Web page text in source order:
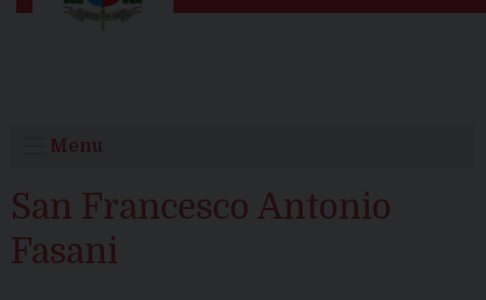
Menu
San Francesco Antonio
Fasani